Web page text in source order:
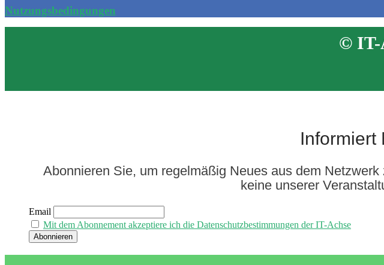
Nutzungsbedingungen
© IT-
Informiert
Abonnieren Sie, um regelmäßig Neues aus dem
keine unserer
Email
Mit dem Abonnement akzeptiere ich die Datenschutzbestimmungen der IT-Achse